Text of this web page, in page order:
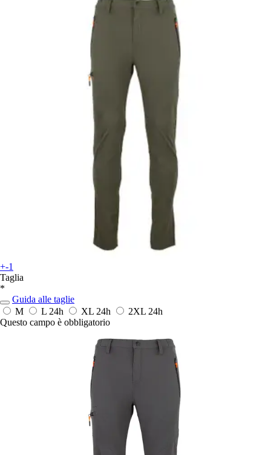
+-1
Taglia
*
Guida alle taglie
M
L 24h XL 24h 2XL 24h
Questo campo è obbligatorio